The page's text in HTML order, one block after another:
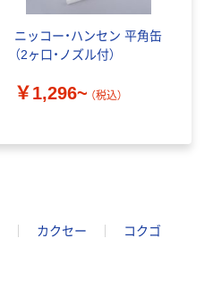
ニッコー・ハンセン 平角缶
（2ヶ口・ノズル付）
￥1,296~ （税込）
カクセー
コクゴ